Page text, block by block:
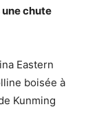
une chute
Eastern
boisée à
Kunming